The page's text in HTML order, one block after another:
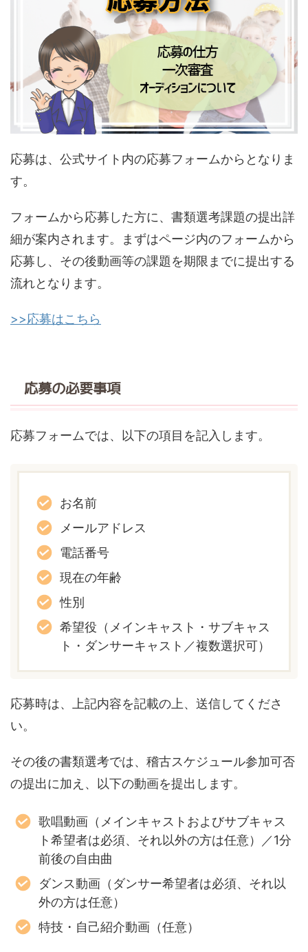
応募は、公式サイト内の応募フォームからとなりま
す。
フォームから応募した方に、書類選考課題の提出詳
細が案内されます。まずはページ内のフォームから
応募し、その後動画等の課題を期限までに提出する
流れとなります。
>>応募はこちら
応募の必要事項
応募フォームでは、以下の項目を記入します。
お名前
メールアドレス
電話番号
現在の年齢
性別
希望役（メインキャスト・サブキャス
ト・ダンサーキャスト／複数選択可）
応募時は、上記内容を記載の上、送信してくださ
い。
その後の書類選考では、稽古スケジュール参加可否
の提出に加え、以下の動画を提出します。
歌唱動画（メインキャストおよびサブキャス
ト希望者は必須、それ以外の方は任意）／1分
前後の自由曲
ダンス動画（ダンサー希望者は必須、それ以
外の方は任意）
特技・自己紹介動画（任意）